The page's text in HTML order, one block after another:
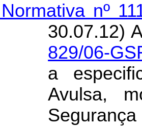
nº
30.07.12)
829/06-
a
Avulsa,